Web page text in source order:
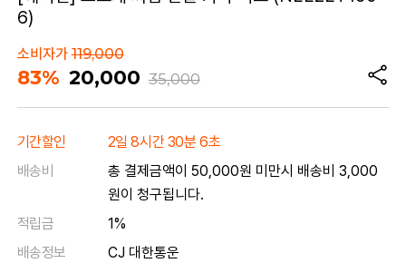
6)
소비자가119,000
83% 20,000 35,000
기간할인
2일 8시간 30분 6초
배송비
총 결제금액이 50,000원 미만시 배송비 3,000
원이 청구됩니다.
적립금
1%
배송정보
CJ 대한통운